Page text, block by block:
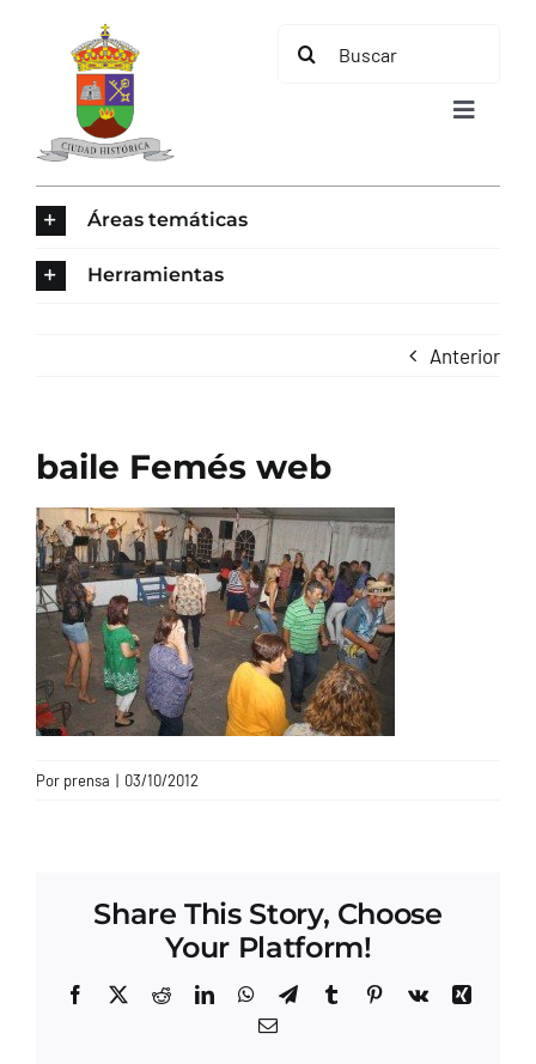
contenido
Buscar:
Toggle
CONTACTO
Áreas temáticas
Herramientas
Anterior
baile Femés web
Por prensa | 03/10/2012
Share This Story, Choose
Your Platform!
Facebook
X RedditLinkedInWhatsApp
TelegramTumblrPinterest
Vk
Xing
Correo